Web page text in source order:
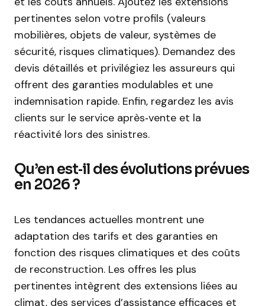
pertinentes selon votre profils (valeurs
mobilières, objets de valeur, systèmes de
sécurité, risques climatiques). Demandez des
devis détaillés et privilégiez les assureurs qui
offrent des garanties modulables et une
indemnisation rapide. Enfin, regardez les avis
clients sur le service après‑vente et la
réactivité lors des sinistres.
Qu’en est‑il des évolutions prévues
en 2026 ?
Les tendances actuelles montrent une
adaptation des tarifs et des garanties en
fonction des risques climatiques et des coûts
de reconstruction. Les offres les plus
pertinentes intègrent des extensions liées au
climat, des services d’assistance efficaces et